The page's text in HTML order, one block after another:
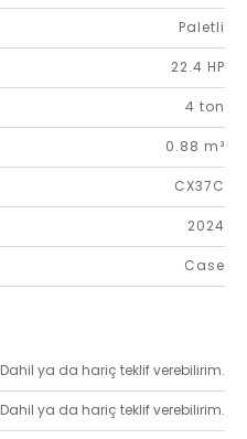
Paletli
22.4 HP
4 ton
0.88 m³
CX37C
2024
Case
Dahil ya da hariç teklif verebilirim.
Dahil ya da hariç teklif verebilirim.